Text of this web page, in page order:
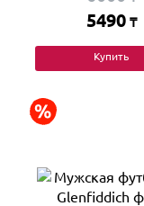
5490 ₸
Купить